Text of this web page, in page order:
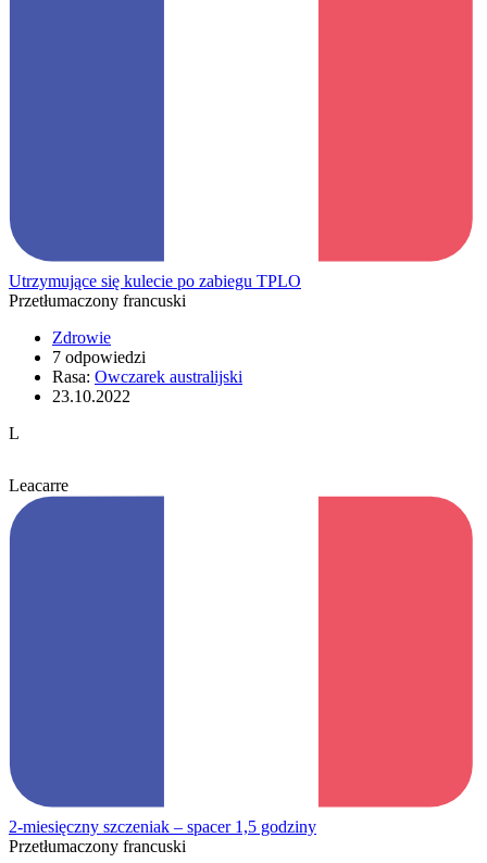
Utrzymujące się kulecie po zabiegu TPLO
Przetłumaczony francuski
Zdrowie
7 odpowiedzi
Rasa: Owczarek australijski
23.10.2022
L
Leacarre
2-miesięczny szczeniak – spacer 1,5 godziny
Przetłumaczony francuski